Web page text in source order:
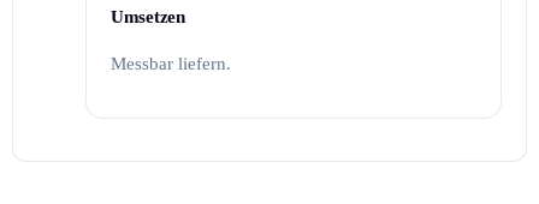
Umsetzen
Messbar liefern.